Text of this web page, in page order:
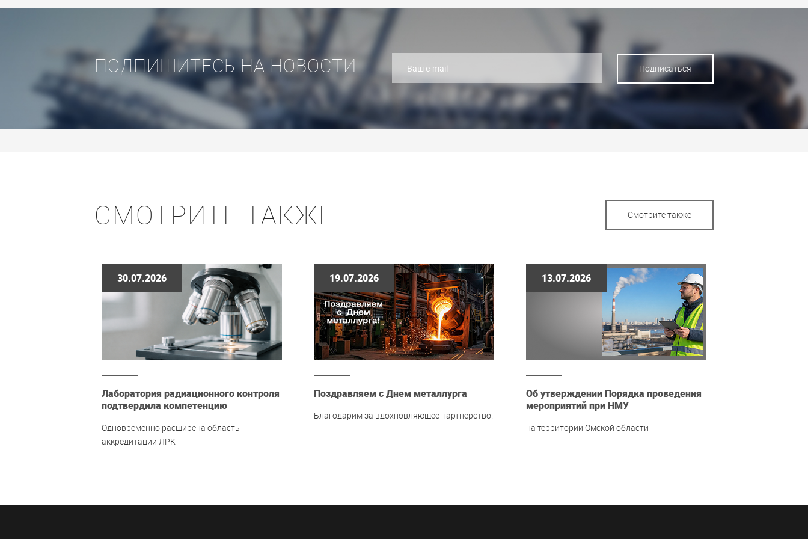
ПОДПИШИТЕСЬ НА НОВОСТИ Подписаться
СМОТРИТЕ ТАКЖЕ Смотрите также
30.07.2026
Лаборатория радиационного контроля
подтвердила компетенцию
Одновременно расширена область
аккредитации ЛРК
19.07.2026
Поздравляем с Днем металлурга
Благодарим за вдохновляющее партнерство!
13.07.2026
Об утверждении Порядка проведения
мероприятий при НМУ
на территории Омской области